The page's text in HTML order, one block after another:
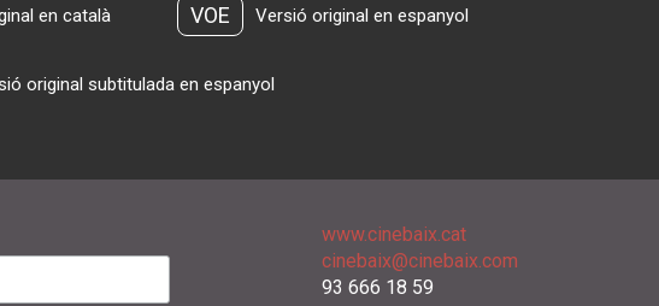
en català VOE Versió original en espanyol
original subtitulada en espanyol
www.cinebaix.cat
cinebaix@cinebaix.com
93 666 18 59